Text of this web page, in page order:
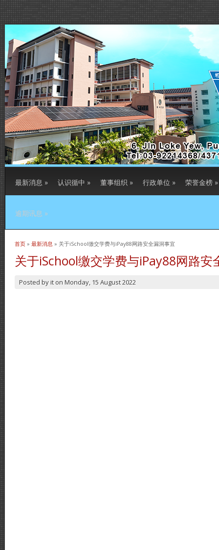
最新消息 » 认识循中 » 董事组织 » 行政单位 » 荣誉金榜 »
逾期讯息 »
当前位置
首页 » 最新消息 » 关于iSchool缴交学费与iPay88网路安全漏洞事宜
关于iSchool缴交学费与iPay88网路安
Posted byit on Monday, 15 August 2022